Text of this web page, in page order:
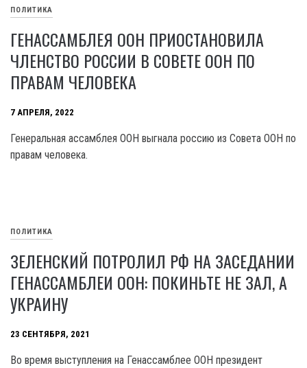
ПОЛИТИКА
ГЕНАССАМБЛЕЯ ООН ПРИОСТАНОВИЛА
ЧЛЕНСТВО РОССИИ В СОВЕТЕ ООН ПО
ПРАВАМ ЧЕЛОВЕКА
7 АПРЕЛЯ, 2022
Генеральная ассамблея ООН выгнала россию из Совета ООН по
правам человека.
ПОЛИТИКА
ЗЕЛЕНСКИЙ ПОТРОЛИЛ РФ НА ЗАСЕДАНИИ
ГЕНАССАМБЛЕИ ООН: ПОКИНЬТЕ НЕ ЗАЛ, А
УКРАИНУ
23 СЕНТЯБРЯ, 2021
Во время выступления на Генассамблее ООН президент